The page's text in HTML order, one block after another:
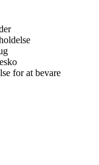
for at bevare